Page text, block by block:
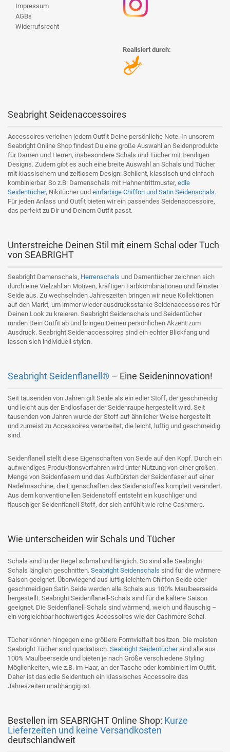
Impressum
AGBs
Widerrufsrecht
Realisiert durch:
Seabright Seidenaccessoires
Accessoires verleihen jedem Outfit Deine persönliche Note. In unserem
Seabright Online Shop findest Du eine große Auswahl an Seidenprodukte
für Damen und Herren, insbesondere Schals und Tücher mit trendigen
Designs. Zudem gibt es auch eine breite Auswahl an Schals und Tücher
mit klassischem und zeitlosem Design: Schlicht, klassisch und einfach
kombinierbar. So z.B: Damenschals mit Hahnentrittmuster, edle
Seidentücher, Nikitücher und einfarbige Chiffon und Satin Seidenschals.
Für jeden Anlass und Outfit bieten wir ein passendes Seidenaccessoire,
das perfekt zu Dir und Deinem Outfit passt.
Unterstreiche Deinen Stil mit einem Schal oder Tuch
von SEABRIGHT
Seabright Damenschals, Herrenschals und Damentücher zeichnen sich
durch eine Vielzahl an Motiven, kräftigen Farbkombinationen und feinster
Seide aus. Zu wechselnden Jahreszeiten bringen wir neue Kollektionen
auf den Markt, um immer wieder ausdrucksstarke Seidenaccessoires für
Deinen Look zu kreieren. Seabright Seidenschals und Seidentücher
runden Dein Outfit ab und bringen Deinen persönlichen Akzent zum
Ausdruck. Seabright Seidenaccessoires sind ein echter Blickfang und
lassen sich individuell stylen.
Seabright Seidenflanell® – Eine Seideninnovation!
Seit tausenden von Jahren gilt Seide als ein edler Stoff, der geschmeidig
und leicht aus der Endlosfaser der Seidenraupe hergestellt wird. Seit
tausenden von Jahren wurde der Stoff auf ähnlicher Weise hergestellt
und zumeist zu Accessoires verarbeitet, die leicht, luftig und geschmeidig
sind.
Seidenflanell stellt diese Eigenschaften von Seide auf den Kopf. Durch ein
aufwendiges Produktionsverfahren wird unter Nutzung von einer großen
Menge von Seidenfasern und das Aufbürsten der Seidenfaser auf einer
Nadelmaschine, die Eigenschaften des Seidenstoffes komplett verändert.
Aus dem konventionellen Seidenstoff entsteht ein kuschliger und
flauschiger Seidenflanell Stoff, der sich anfühlt wie reine Cashmere.
Wie unterscheiden wir Schals und Tücher
Schals sind in der Regel schmal und länglich. So sind alle Seabright
Schals länglich geschnitten. Seabright Seidenschals sind für die wärmere
Saison geeignet. Überwiegend aus luftig leichtem Chiffon Seide oder
geschmeidigen Satin Seide werden alle Schals aus 100% Maulbeerseide
hergestellt. Seabright Seidenflanell-Schals sind für die kältere Saison
geeignet. Die Seidenflanell-Schals sind wärmend, weich und flauschig –
ein vergleichbar hochwertiges Accessoires wie der Cashmere Schal.
Tücher können hingegen eine größere Formvielfalt besitzen. Die meisten
Seabright Tücher sind quadratisch. Seabright Seidentüchersind alle aus
100% Maulbeerseide und bieten je nach Größe verschiedene Styling
Möglichkeiten, wie z.B. im Haar, an der Tasche oder kombiniert im Outfit.
Daher ist das edle Seidentuch ein klassisches Accessoire das
Jahreszeiten unabhängig ist.
Bestellen im SEABRIGHT Online Shop: Kurze
Lieferzeiten und keine Versandkosten
deutschlandweit